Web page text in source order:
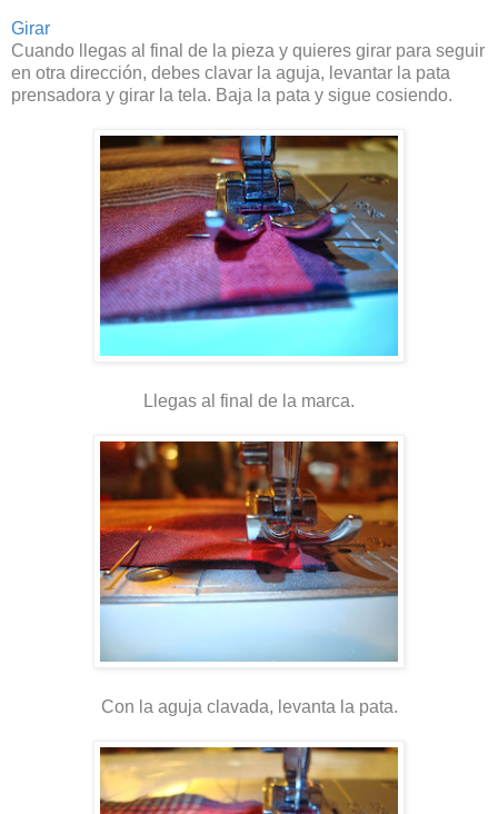
Girar
Cuando llegas al final de la pieza y quieres girar para seguir
en otra dirección, debes clavar la aguja, levantar la pata
prensadora y girar la tela. Baja la pata y sigue cosiendo.
Llegas al final de la marca.
Con la aguja clavada, levanta la pata.